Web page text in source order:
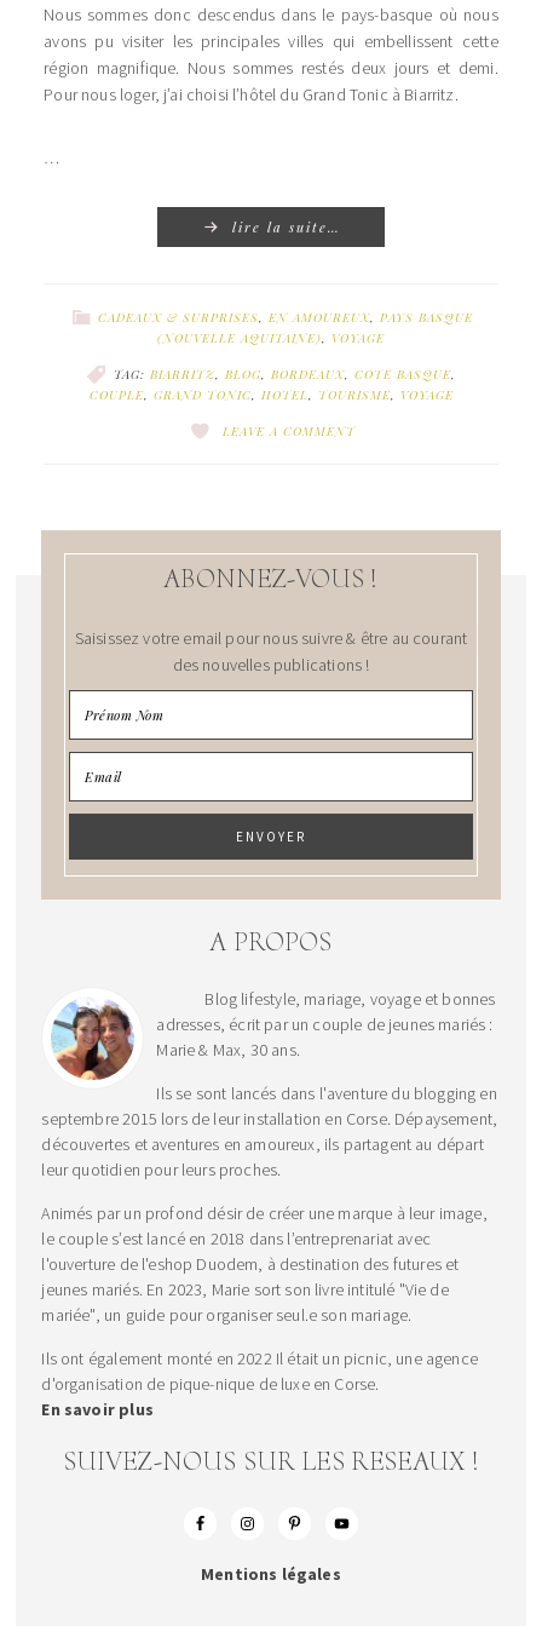
Nous sommes donc descendus dans le pays-basque où nous
avons pu visiter les principales villes qui embellissent cette
région magnifique. Nous sommes restés deux jours et demi.
Pour nous loger, j’ai choisi l’hôtel du Grand Tonic à Biarritz.
…
lire la suite…
CADEAUX & SURPRISES EN AMOUREUX, PAYS BASQUE
(NOUVELLE AQUITAINE)
VOYAGE
TAG: BIARRITZ BLOG BORDEAUX COTE BASQUE
COUPLE, GRAND TONIC HOTEL TOURISME, VOYAGE
LEAVE A COMMENT
ABONNEZ-VOUS !
Saisissez votre email pour nous suivre & être au courant
des nouvelles publications !
A PROPOS
Blog lifestyle, mariage, voyage et bonnes
adresses, écrit par un couple de jeunes mariés :
Marie & Max, 30 ans.
Ils se sont lancés dans l'aventure du blogging en
septembre 2015 lors de leur installation en Corse. Dépaysement,
découvertes et aventures en amoureux, ils partagent au départ
leur quotidien pour leurs proches.
Animés par un profond désir de créer une marque à leur image,
le couple s’est lancé en 2018 dans l’entreprenariat avec
l'ouverture de l'eshop Duodem, à destination des futures et
jeunes mariés. En 2023, Marie sort son livre intitulé "Vie de
mariée", un guide pour organiser seul.e son mariage.
Ils ont également monté en 2022 Il était un picnic, une agence
d'organisation de pique-nique de luxe en Corse.
En savoir plus
SUIVEZ-NOUS SUR LES RESEAUX !
Mentions légales